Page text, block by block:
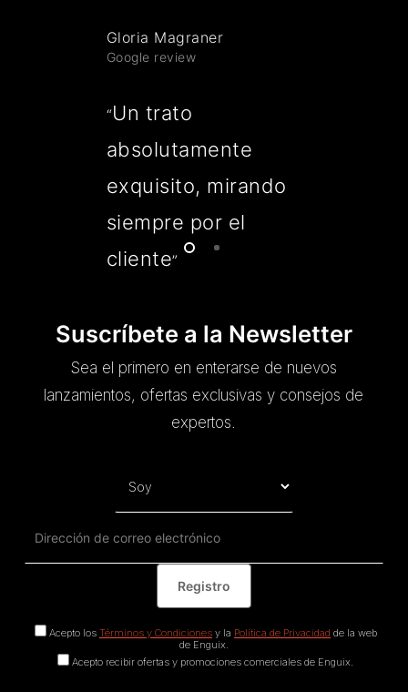
Gloria Magraner
Google review
“Un trato
absolutamente
exquisito, mirando
siempre por el
cliente”
Suscríbete a la Newsletter
Sea el primero en enterarse de nuevos
lanzamientos, ofertas exclusivas y consejos de
expertos.
Acepto los Términos y Condicionesy la Política de Privacidad de la web
de Enguix.
Acepto recibir ofertas y promociones comerciales de Enguix.